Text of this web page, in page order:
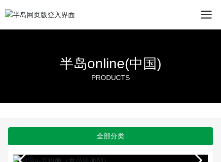
半岛online(中国)
PRODUCTS
全部分类